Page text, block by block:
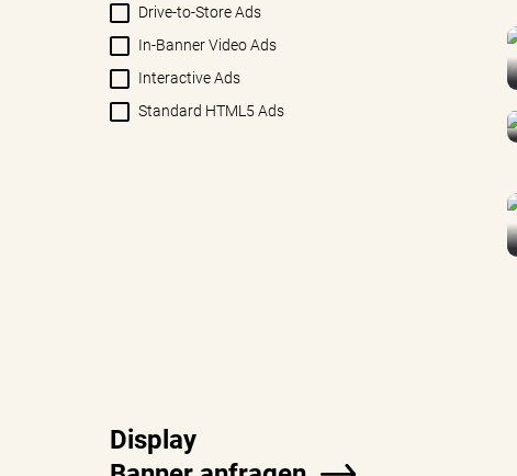
Drive-to-Store Ads
In-Banner Video Ads
Interactive Ads
Standard HTML5 Ads
Display